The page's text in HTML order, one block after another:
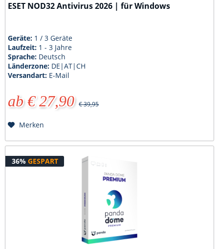
ESET NOD32 Antivirus 2026 | für Windows
Geräte: 1 / 3 Geräte
Laufzeit: 1 - 3 Jahre
Sprache: Deutsch
Länderzone: DE|AT|CH
Versandart: E-Mail
ab € 27,90 € 39,95
Merken
36% GESPART